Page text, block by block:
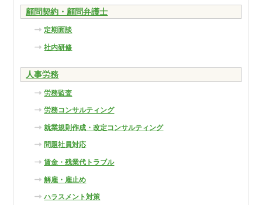
顧問契約・顧問弁護士
定期面談
社内研修
人事労務
労務監査
労務コンサルティング
就業規則作成・改定コンサルティング
問題社員対応
賃金・残業代トラブル
解雇・雇止め
ハラスメント対策